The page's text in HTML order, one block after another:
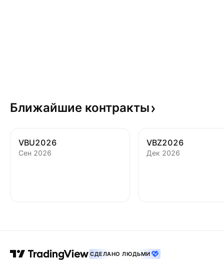
Ближайшие контракты
VBU2026
Сен 2026
VBZ2026
Дек 2026
СДЕЛАНО ЛЮДЬМИ